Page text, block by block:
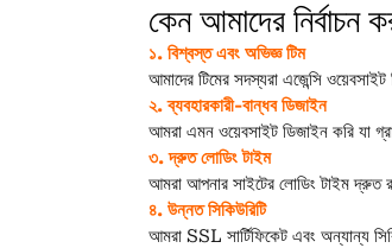
কেন আমাদের নির্বাচন
১. বিশ্বস্ত এবং অভিজ্ঞ টিম
আমাদের টিমের সদস্যরা এজেন্সি
২. ব্যবহারকারী-বান্ধব ডিজাইন
আমরা এমন ওয়েবসাইট ডিজাইন করি যা
৩. দ্রুত লোডিং টাইম
আমরা আপনার সাইটের লোডিং টাইম দ্রুত
৪. উন্নত সিকিউরিটি
আমরা SSL সার্টিফিকেট এবং অন্যান্য